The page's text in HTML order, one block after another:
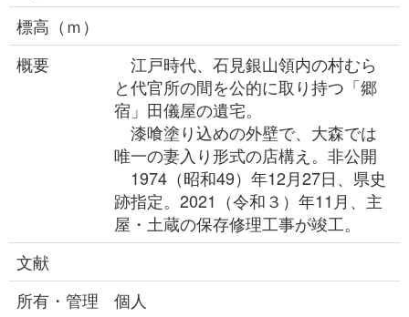
標高（ｍ）
概要
江戸時代、石見銀山領内の村むら
と代官所の間を公的に取り持つ「郷
宿」田儀屋の遺宅。
漆喰塗り込めの外壁で、大森では
唯一の妻入り形式の店構え。非公開
1974（昭和49）年12月27日、県史
跡指定。2021（令和３）年11月、主
屋・土蔵の保存修理工事が竣工。
文献
所有・管理
個人